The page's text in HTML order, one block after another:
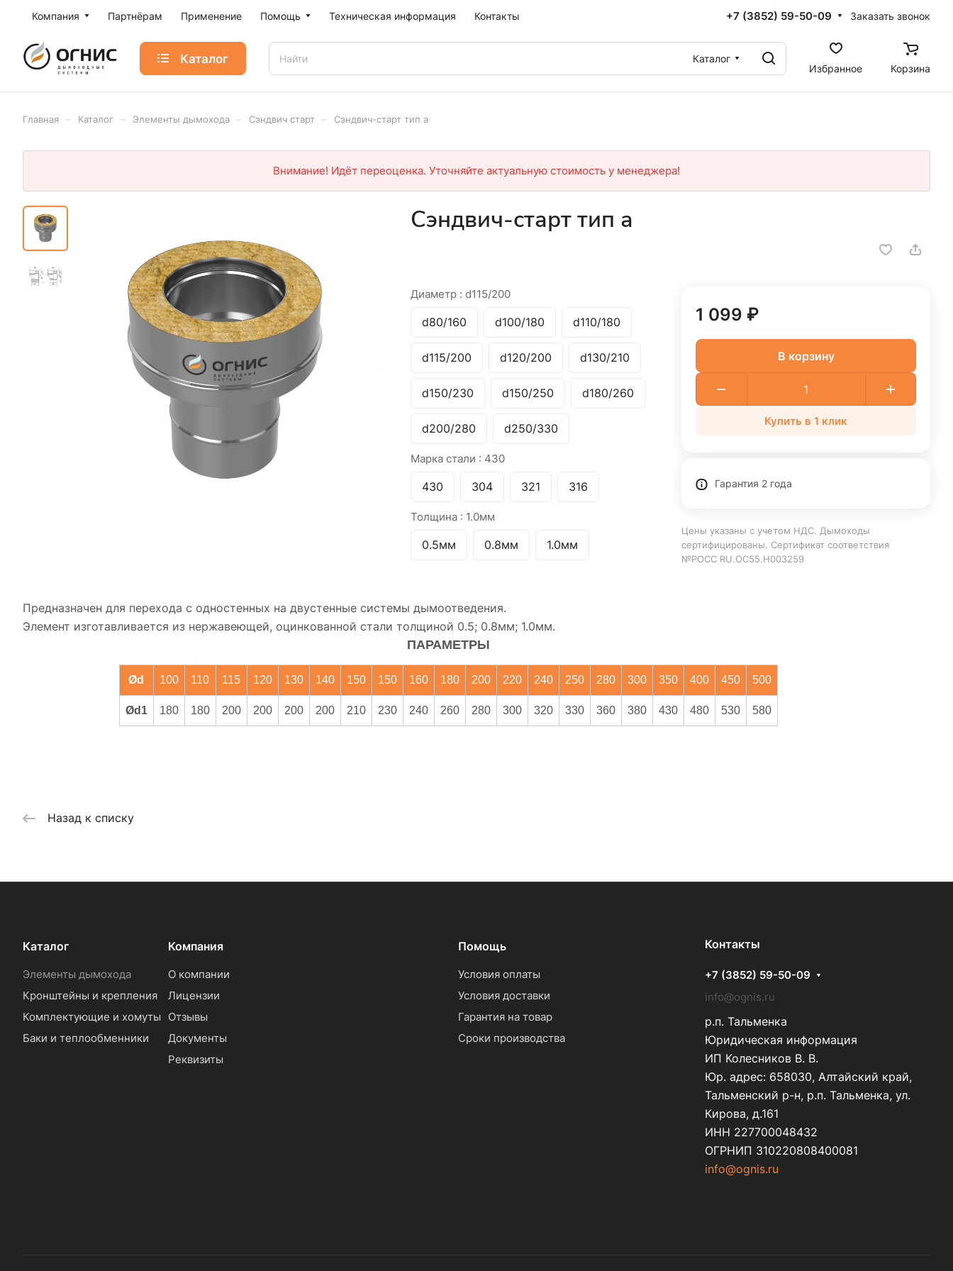
Компания Партнёрам Применение Помощь Техническая информация Контакты +7 (3852) 59-50-09 Заказать звонок
Каталог
Каталог
Избранное
Корзина
Главная Каталог Элементы дымохода Сэндвич старт Сэндвич-старт тип а
Внимание! Идёт переоценка. Уточняйте актуальную стоимость у менеджера!
Сэндвич-старт тип а
Диаметр : d115/200
d80/160 d100/180 d110/180
d115/200 d120/200 d130/210
d150/230 d150/250 d180/260
d200/280 d250/330
Марка стали : 430
430 304 321 316
Толщина : 1.0мм
0.5мм 0.8мм 1.0мм
1 099 ₽
В корзину
Купить в 1 клик
Гарантия 2 года
Цены указаны с учетом НДС. Дымоходы
сертифицированы. Сертификат соответствия
№РОСС RU.ОС55.Н003259
Предназначен для перехода с одностенных на двустенные системы дымоотведения.
Элемент изготавливается из нержавеющей, оцинкованной стали толщиной 0.5; 0.8мм; 1.0мм.
ПАРАМЕТРЫ
Ød 100 110 115 120 130 140 150 150 160 180 200 220 240 250 280 300 350 400 450 500
Ød1 180 180 200 200 200 200 210 230 240 260 280 300 320 330 360 380 430 480 530 580
Назад к списку
Каталог
Элементы дымохода
Кронштейны и крепления
Комплектующие и хомуты
Баки и теплообменники
Компания
О компании
Лицензии
Отзывы
Документы
Реквизиты
Помощь
Условия оплаты
Условия доставки
Гарантия на товар
Сроки производства
Контакты
+7 (3852) 59-50-09
info@ognis.ru
р.п. Тальменка
Юридическая информация
ИП Колесников В. В.
Юр. адрес: 658030, Алтайский край,
Тальменский р-н, р.п. Тальменка, ул.
Кирова, д.161
ИНН 227700048432
ОГРНИП 310220808400081
info@ognis.ru